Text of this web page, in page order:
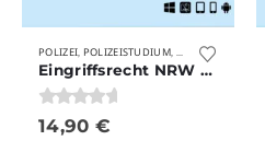
POLIZEI POLIZEISTUDIUM, UNKATEGORISIERT
Eingriffsrecht NRW – Grundstudium
0von 5
14,90 €